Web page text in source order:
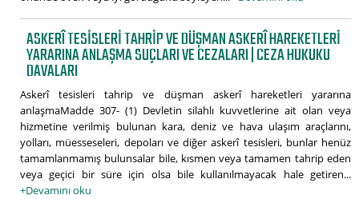
ASKERÎ TESISLERI TAHRIP VE DÜŞMAN ASKERÎ HAREKETLERI
YARARINA ANLAŞMA SUÇLARI VE CEZALARI | CEZA HUKUKU
DAVALARI
Askerî tesisleri tahrip ve düşman askerî hareketleri yararına
anlaşmaMadde 307- (1) Devletin silahlı kuvvetlerine ait olan veya
hizmetine verilmiş bulunan kara, deniz ve hava ulaşım araçlarını,
yolları, müesseseleri, depoları ve diğer askerî tesisleri, bunlar henüz
tamamlanmamış bulunsalar bile, kısmen veya tamamen tahrip eden
veya geçici bir süre için olsa bile kullanılmayacak hale getiren...
+Devamını oku